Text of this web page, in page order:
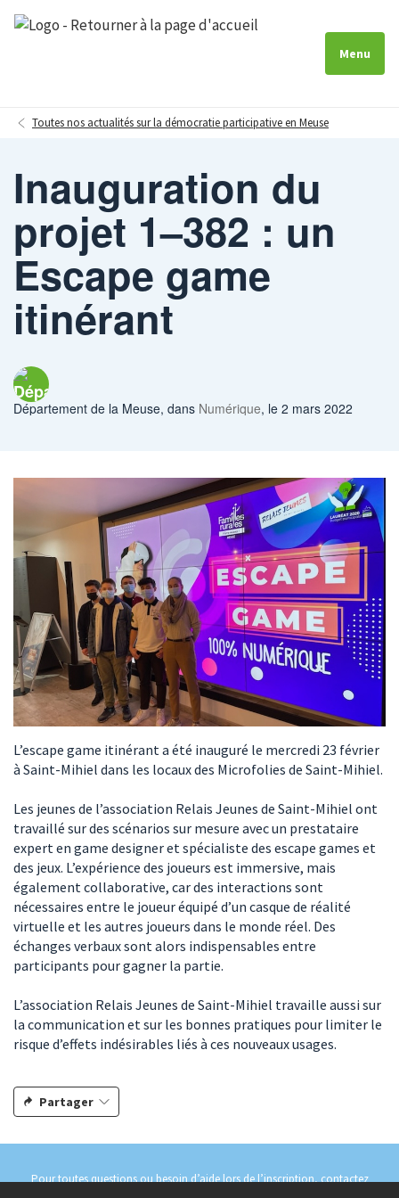
Menu
Toutes nos actualités sur la démocratie participative en Meuse
Inauguration du
projet 1–382 : un
Escape game
itinérant
Département de la Meuse, dans Numérique, le 2 mars 2022
L’escape game itinérant a été inauguré le mercredi 23 février
à Saint-Mihiel dans les locaux des Microfolies de Saint-Mihiel.
Les jeunes de l’association Relais Jeunes de Saint-Mihiel ont
travaillé sur des scénarios sur mesure avec un prestataire
expert en game designer et spécialiste des escape games et
des jeux. L’expérience des joueurs est immersive, mais
également collaborative, car des interactions sont
nécessaires entre le joueur équipé d’un casque de réalité
virtuelle et les autres joueurs dans le monde réel. Des
échanges verbaux sont alors indispensables entre
participants pour gagner la partie.
L’association Relais Jeunes de Saint-Mihiel travaille aussi sur
la communication et sur les bonnes pratiques pour limiter le
risque d’effets indésirables liés à ces nouveaux usages.
Partager
Pour toutes questions ou besoin d’aide lors de l’inscription, contactez